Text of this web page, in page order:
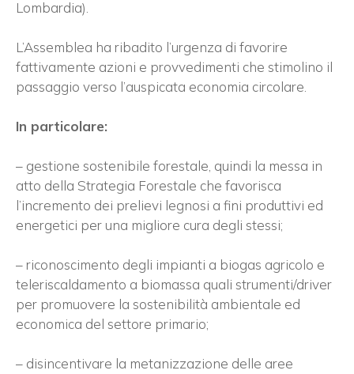
Lombardia).
L’Assemblea ha ribadito l’urgenza di favorire
fattivamente azioni e provvedimenti che stimolino il
passaggio verso l’auspicata economia circolare.
In particolare:
– gestione sostenibile forestale, quindi la messa in
atto della Strategia Forestale che favorisca
l’incremento dei prelievi legnosi a fini produttivi ed
energetici per una migliore cura degli stessi;
– riconoscimento degli impianti a biogas agricolo e
teleriscaldamento a biomassa quali strumenti/driver
per promuovere la sostenibilità ambientale ed
economica del settore primario;
– disincentivare la metanizzazione delle aree